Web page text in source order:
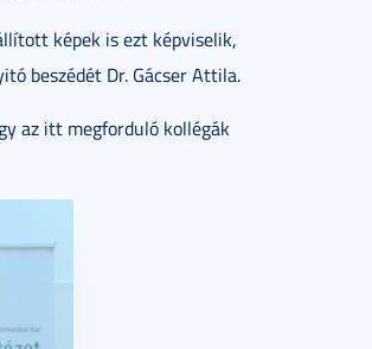
képek is ezt képviselik,
beszédét Dr. Gácser Attila.
az itt megforduló kollégák